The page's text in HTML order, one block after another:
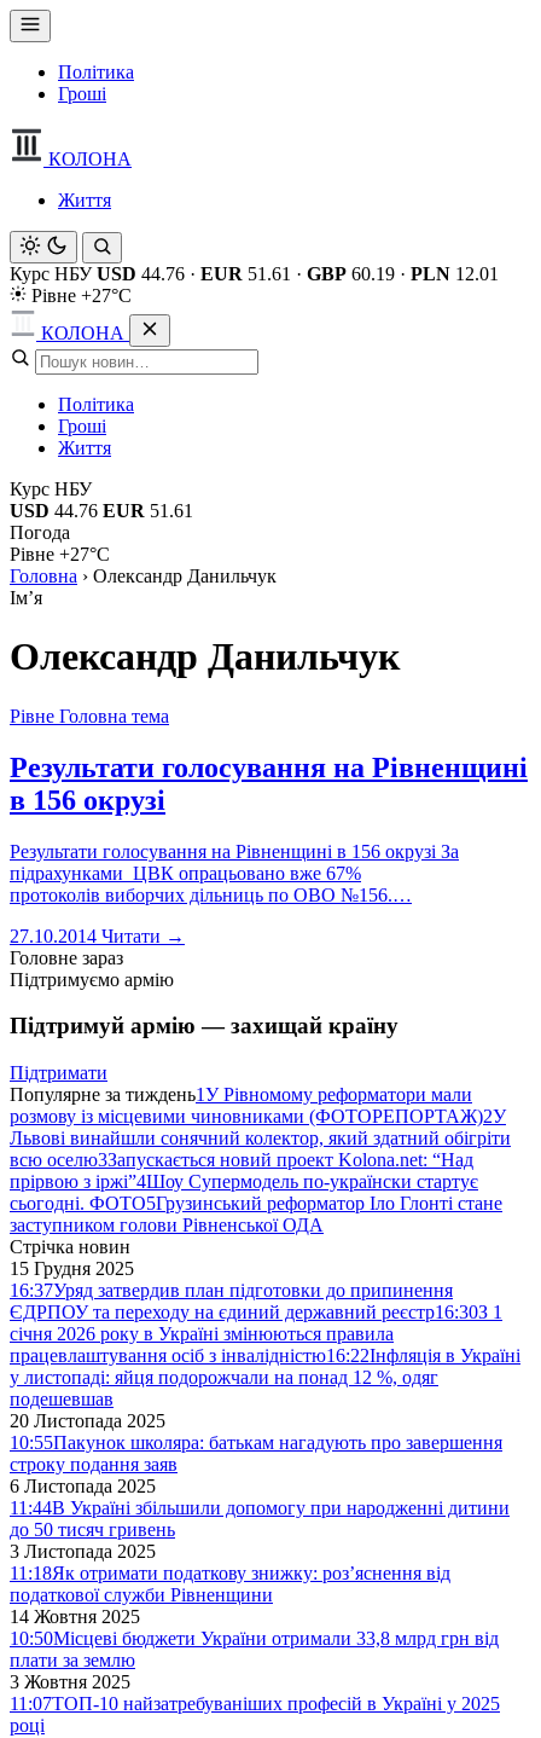
Політика
Гроші
КОЛОНА
Життя
Курс НБУ USD 44.76 · EUR 51.61 · GBP 60.19 · PLN 12.01
Рівне +27°C
КОЛОНА
Політика
Гроші
Життя
Курс НБУ
USD 44.76 EUR 51.61
Погода
Рівне +27°C
Головна › Олександр Данильчук
Імʼя
Олександр Данильчук
Рівне Головна тема
Результати голосування на Рівненщині
в 156 окрузі
Результати голосування на Рівненщині в 156 окрузі За
підрахунками ЦВК опрацьовано вже 67%
протоколів виборчих дільниць по ОВО №156.…
27.10.2014 Читати →
Головне зараз
Підтримуємо армію
Підтримуй армію — захищай країну
Підтримати
Популярне за тиждень1У Рівномому реформатори мали
розмову із місцевими чиновниками (ФОТОРЕПОРТАЖ)2У
Львові винайшли сонячний колектор, який здатний обігріти
всю оселю3Запускається новий проект Kolona.net: “Над
прірвою з іржі”4Шоу Супермодель по-українски стартує
сьогодні. ФОТО5Грузинський реформатор Іло Глонті стане
заступником голови Рівненської ОДА
Стрічка новин
15 Грудня 2025
16:37Уряд затвердив план підготовки до припинення
ЄДРПОУ та переходу на єдиний державний реєстр16:30З 1
січня 2026 року в Україні змінюються правила
працевлаштування осіб з інвалідністю16:22Інфляція в Україні
у листопаді: яйця подорожчали на понад 12 %, одяг
подешевшав
20 Листопада 2025
10:55Пакунок школяра: батькам нагадують про завершення
строку подання заяв
6 Листопада 2025
11:44В Україні збільшили допомогу при народженні дитини
до 50 тисяч гривень
3 Листопада 2025
11:18Як отримати податкову знижку: роз’яснення від
податкової служби Рівненщини
14 Жовтня 2025
10:50Місцеві бюджети України отримали 33,8 млрд грн від
плати за землю
3 Жовтня 2025
11:07ТОП-10 найзатребуваніших професій в Україні у 2025
році